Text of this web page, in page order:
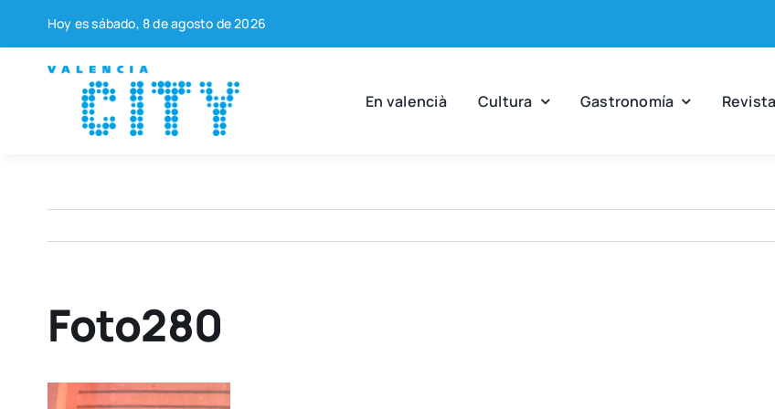
contenido
Hoy es sába­do, 8 de agos­to de 2026
En valen­cià Cul­tu­ra Gas­tro­no­mía
Foto280